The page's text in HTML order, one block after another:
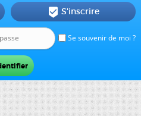
Se souvenir de moi ?
 S'inscrire